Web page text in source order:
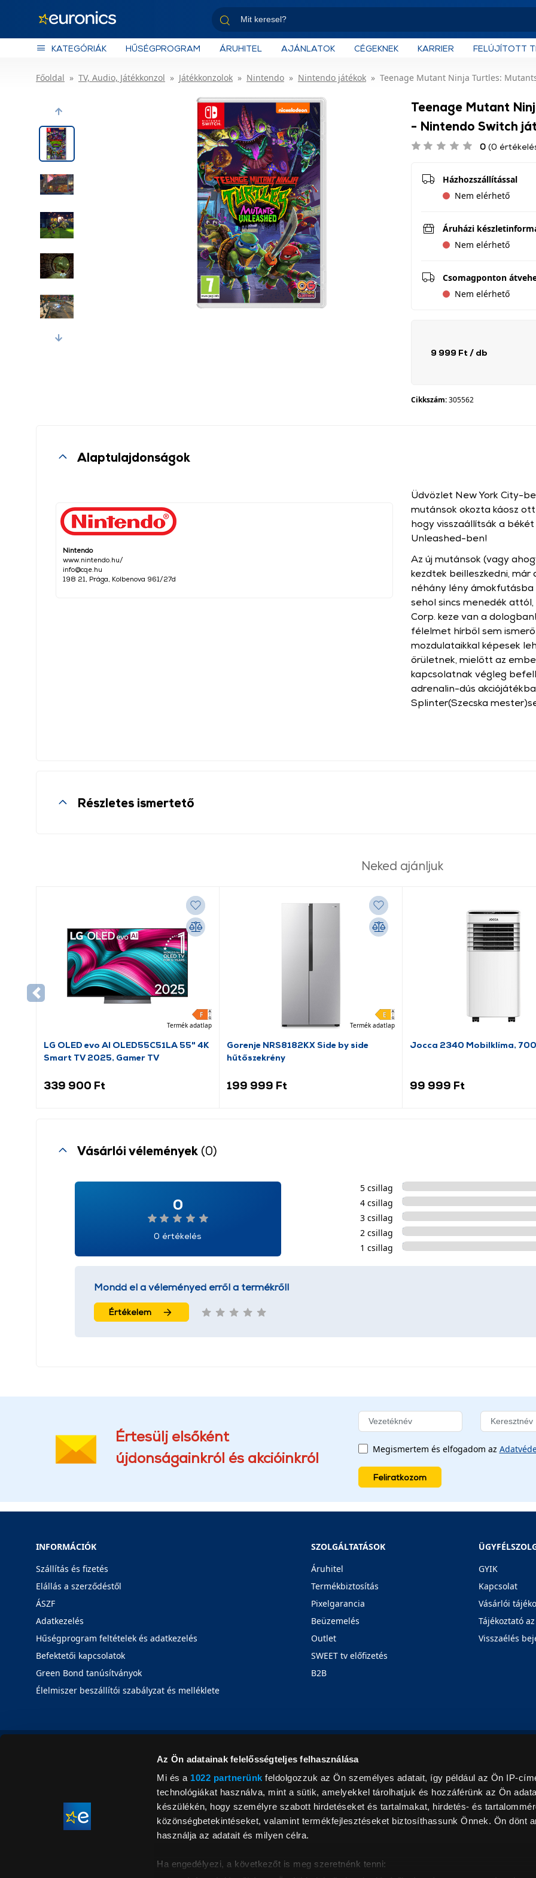
Az Ön adatainak felelősségteljes felhasználása
Mi és a 1022 partnerünk feldolgozzuk az Ön személyes adatait, így például az Ön IP-
technológiákat használva, mint a sütik, amelyekkel tárolhatjuk és hozzáférünk az Ön
készülékén, hogy személyre szabott hirdetéseket és tartalmakat, hirdetés- és
közönségbetekintéseket, valamint termékfejlesztéseket biztosíthassunk Önnek. Ön dönt
használja az adatait és milyen célra.
Ha engedélyezi, a következőt is meg szeretnénk tenni:
KATEGÓRIÁK HŰSÉGPROGRAM ÁRUHITEL AJÁNLATOK CÉGEKNEK KARRIER FELÚJÍTOTT
Főoldal TV, Audio, Játékkonzol Játékkonzolok Nintendo Nintendo játékok Teenage Mutant Ninja Turtles:
Previous
Next
Teenage Mutant
- Nintendo Switch
0 (0
Házhozszállítással
Nem elérhető
Áruházi
Nem elérhető
Csomagponton
Nem elérhető
9 999 Ft / db
Cikkszám:305562
Alaptulajdonságok
Nintendo
www.nintendo.hu/
info@cqe.hu
198 21, Prága, Kolbenova 961/27d
Üdvözlet New York City-
mutánsok okozta káosz
hogy visszaállítsák a
Unleashed-ben!
Az új mutánsok (vagy
kezdtek beilleszkedni,
néhány lény
sehol sincs menedék
Corp. keze van a
félelmet hírből sem
mozdulataikkal képesek
őrületnek, mielőtt az
kapcsolatnak végleg
adrenalin-dús
Splinter(Szecska
Részletes ismertető
Neked ajánljuk
Termék adatlap
LG OLED evo AI OLED55C51LA 55" 4K
Smart TV 2025, Gamer TV
339 900 Ft
Termék adatlap
Gorenje NRS8182KX Side by side
hűtőszekrény
199 999 Ft
Jocca 2340 Mobilklíma,
99 999 Ft
Vásárlói vélemények (0)
0
0 értékelés
5 csillag
4 csillag
3 csillag
2 csillag
1 csillag
Mondd el a véleményed erről a termékről!
Értékelem
Értesülj elsőként
újdonságainkról és akcióinkról
Megismertem és elfogadom az
Feliratkozom
INFORMÁCIÓK
Szállítás és fizetés
Elállás a szerződéstől
ÁSZF
Adatkezelés
Hűségprogram feltételek és adatkezelés
Befektetői kapcsolatok
Green Bond tanúsítványok
Élelmiszer beszállítói szabályzat és melléklete
SZOLGÁLTATÁSOK
Áruhitel
Termékbiztosítás
Pixelgarancia
Beüzemelés
Outlet
SWEET tv előfizetés
B2B
GYIK
Kapcsolat
Vásárlói
Tájékoztató
Visszaélés
© 2026. Minden jog fenntartva! Euronics Műszaki Áruházlánc